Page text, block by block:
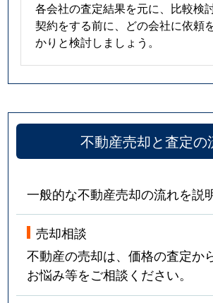
各会社の査定結果を元に、比較検
契約をする前に、どの会社に依頼
かりと検討しましょう。
不動産売却と査定の
一般的な不動産売却の流れを説
売却相談
不動産の売却は、価格の査定か
お悩み等をご相談ください。